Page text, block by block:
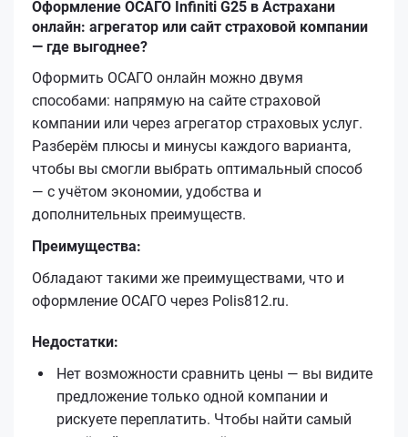
Оформление ОСАГО Infiniti G25 в Астрахани
онлайн: агрегатор или сайт страховой компании
— где выгоднее?
Оформить ОСАГО онлайн можно двумя
способами: напрямую на сайте страховой
компании или через агрегатор страховых услуг.
Разберём плюсы и минусы каждого варианта,
чтобы вы смогли выбрать оптимальный способ
— с учётом экономии, удобства и
дополнительных преимуществ.
Преимущества:
Обладают такими же преимуществами, что и
оформление ОСАГО через Polis812.ru.
Недостатки:
Нет возможности сравнить цены — вы видите
предложение только одной компании и
рискуете переплатить. Чтобы найти самый